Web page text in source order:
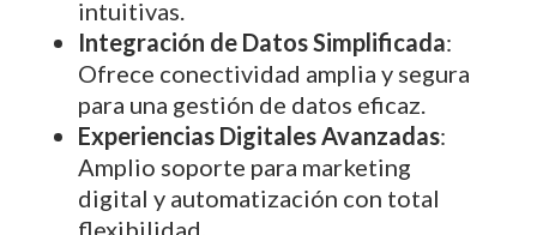
intuitivas.
Integración de Datos Simplificada:
Ofrece conectividad amplia y segura
para una gestión de datos eficaz.
Experiencias Digitales Avanzadas:
Amplio soporte para marketing
digital y automatización con total
flexibilidad.